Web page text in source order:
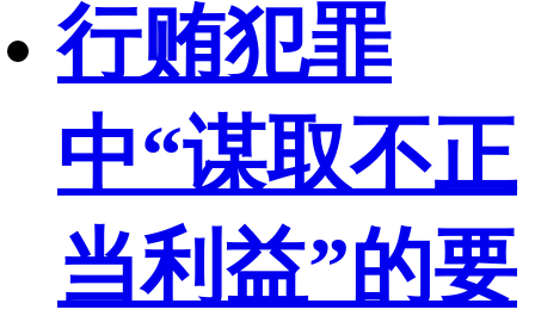
行贿犯罪
中“谋取不正
当利益”的要